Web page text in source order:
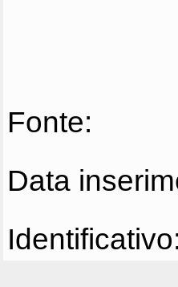
Fonte:
Data
Identificativo: